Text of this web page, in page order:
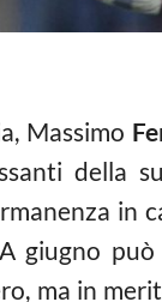
Massimo
della
in
giugno
ma in